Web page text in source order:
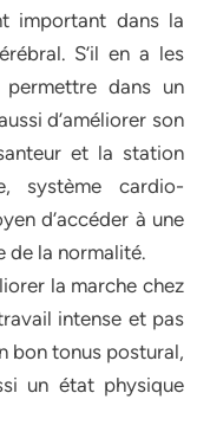
important dans la
S’il en a les
dans un
d’améliorer son
et la station
système cardio-
d’accéder à une
de la normalité.
la marche chez
intense et pas
bon tonus postural,
un état physique